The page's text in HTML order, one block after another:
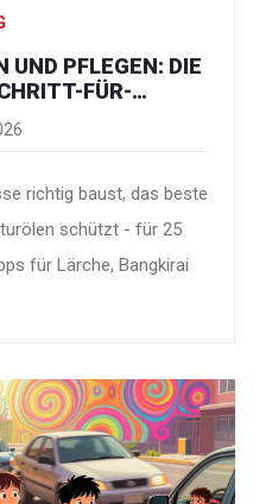
UND PFLEGEN: DIE
FÜR-
EFFEKTIVER
richtig baust, das beste
schützt - für 25
für Lärche, Bangkirai